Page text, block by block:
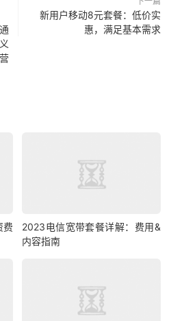
新用户移动8元套餐：低价实
惠，满足基本需求
费
2023电信宽带套餐详解：费用&
内容指南